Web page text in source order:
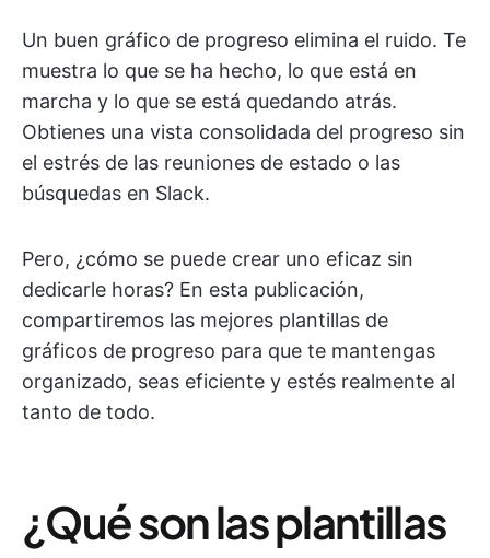
Un buen gráfico de progreso elimina el ruido. Te
muestra lo que se ha hecho, lo que está en
marcha y lo que se está quedando atrás.
Obtienes una vista consolidada del progreso sin
el estrés de las reuniones de estado o las
búsquedas en Slack.
Pero, ¿cómo se puede crear uno eficaz sin
dedicarle horas? En esta publicación,
compartiremos las mejores plantillas de
gráficos de progreso para que te mantengas
organizado, seas eficiente y estés realmente al
tanto de todo.
¿Qué son las plantillas